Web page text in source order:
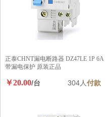
正泰CHNT漏电断路器 DZ47LE 1P 6A
带漏电保护 原装正品
￥20.00/台 304人付款